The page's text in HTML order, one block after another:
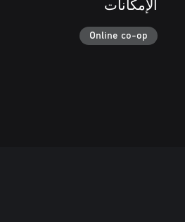
الإمكانات
Online co-op